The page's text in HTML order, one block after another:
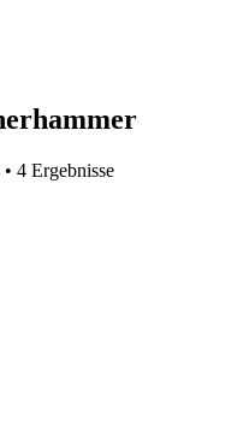
4 Ergebnisse